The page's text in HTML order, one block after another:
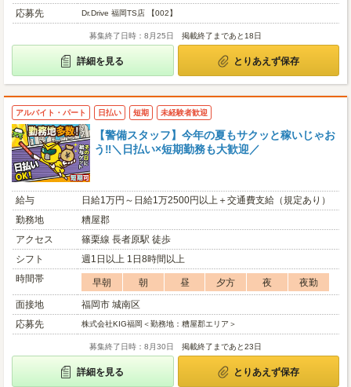
応募先
Dr.Drive 福岡TS店 【002】
募集終了日時：8月25日 掲載終了まであと18日
詳細を見る とりあえず保存
アルバイト・パート 日払い 短期 未経験者歓迎
【警備スタッフ】今年の夏もサクッと稼いじゃお
う‼＼日払い×短期勤務も大歓迎／
給与
日給1万円～日給1万2500円以上＋交通費支給（規定あり）
勤務地
糟屋郡
アクセス
篠栗線 長者原駅 徒歩
シフト
週1日以上 1日8時間以上
時間帯
早朝 朝 昼 夕方 夜
夜勤
面接地
福岡市 城南区
応募先
株式会社KIG福岡＜勤務地：糟屋郡エリア＞
募集終了日時：8月30日 掲載終了まであと23日
詳細を見る とりあえず保存